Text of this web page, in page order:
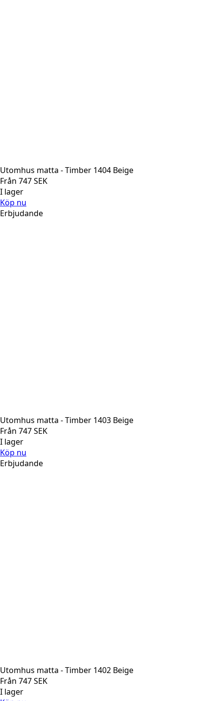
Utomhus matta - Timber 1404 Beige
Från 747SEK
I lager
Köp nu
Erbjudande
Utomhus matta - Timber 1403 Beige
Från 747SEK
I lager
Köp nu
Erbjudande
Utomhus matta - Timber 1402 Beige
Från 747SEK
I lager